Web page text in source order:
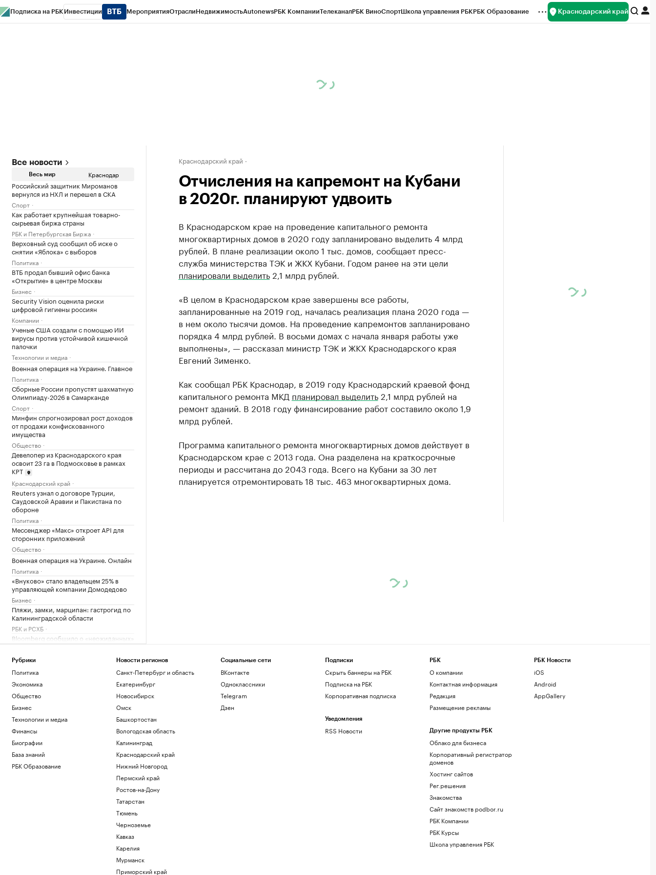
Подписка на РБК Инвестиции МероприятияОтраслиНедвижимостьAutonewsРБК КомпанииТелеканалРБК ВиноСпортШкола управления РБКРБК Образование Краснодарский край
Все новости
Весь мир Краснодар
Российский защитник Мироманов
вернулся из НХЛ и перешел в СКА
Спорт
Как работает крупнейшая товарно-
сырьевая биржа страны
РБК и Петербургская Биржа
Верховный суд сообщил об иске о
снятии «Яблока» с выборов
Политика
ВТБ продал бывший офис банка
«Открытие» в центре Москвы
Бизнес
Security Vision оценила риски
цифровой гигиены россиян
Компании
Ученые США создали с помощью ИИ
вирусы против устойчивой кишечной
палочки
Технологии и медиа
Военная операция на Украине. Главное
Политика
Сборные России пропустят шахматную
Олимпиаду-2026 в Самарканде
Спорт
Минфин спрогнозировал рост доходов
от продажи конфискованного
имущества
Общество
Девелопер из Краснодарского края
освоит 23 га в Подмосковье в рамках
КРТ
Краснодарский край
Reuters узнал о договоре Турции,
Саудовской Аравии и Пакистана по
обороне
Политика
Мессенджер «Макс» откроет API для
сторонних приложений
Общество
Военная операция на Украине. Онлайн
Политика
«Внуково» стало владельцем 25% в
управляющей компании Домодедово
Бизнес
Пляжи, замки, марципан: гастрогид по
Калининградской области
РБК и РСХБ
Bloomberg сообщило о «неожиданных»
$22 млрд у Ким Чен Ына
Политика
Страхование вкладов в банках: сумма
возмещения, что такое АСВ
Инвестиции
Доходы санаториев Кубани снизились
до ₽21 млрд в первом полугодии 2026
г.
Краснодарский край
Пришли в движение биткоины из 2011
года. Их владелец в плюсе на $10 млн
Крипто
CMO: чем занимается директор по
маркетингу
Краснодарский край
Отчисления на капремонт на Кубани
в 2020г. планируют удвоить
В Краснодарском крае на проведение капитального ремонта
многоквартирных домов в 2020 году запланировано выделить 4 млрд
рублей. В плане реализации около 1 тыс. домов, сообщает пресс-
служба министерства ТЭК и ЖКХ Кубани. Годом ранее на эти цели
планировали выделить2,1 млрд рублей.
«В целом в Краснодарском крае завершены все работы,
запланированные на 2019 год, началась реализация плана 2020 года —
в нем около тысячи домов. На проведение капремонтов запланировано
порядка 4 млрд рублей. В восьми домах с начала января работы уже
выполнены», — рассказал министр ТЭК и ЖКХ Краснодарского края
Евгений Зименко.
Как сообщал РБК Краснодар, в 2019 году Краснодарский краевой фонд
капитального ремонта МКД планировал выделить2,1 млрд рублей на
ремонт зданий. В 2018 году финансирование работ составило около 1,9
млрд рублей.
Программа капитального ремонта многоквартирных домов действует в
Краснодарском крае с 2013 года. Она разделена на краткосрочные
периоды и рассчитана до 2043 года. Всего на Кубани за 30 лет
планируется отремонтировать 18 тыс. 463 многоквартирных дома.
Рубрики
Политика
Экономика
Общество
Бизнес
Технологии и медиа
Финансы
Биографии
База знаний
РБК Образование
Новости регионов
Санкт-Петербург и область
Екатеринбург
Новосибирск
Омск
Башкортостан
Вологодская область
Калининград
Краснодарский край
Нижний Новгород
Пермский край
Ростов-на-Дону
Татарстан
Тюмень
Черноземье
Кавказ
Карелия
Мурманск
Приморский край
Социальные сети
ВКонтакте
Одноклассники
Telegram
Дзен
Подписки
Скрыть баннеры на РБК
Подписка на РБК
Корпоративная подписка
Уведомления
RSS Новости
РБК
О компании
Контактная информация
Редакция
Размещение рекламы
Другие продукты РБК
Облако для бизнеса
Корпоративный регистратор
доменов
Хостинг сайтов
Рег.решения
Знакомства
Сайт знакомств podbor.ru
РБК Компании
РБК Курсы
Школа управления РБК
РБК Новости
iOS
Android
AppGallery